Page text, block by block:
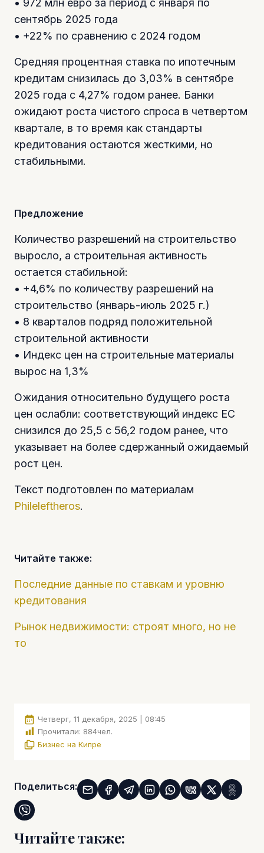
• 972 млн евро за период с января по
сентябрь 2025 года
• +22% по сравнению с 2024 годом
Средняя процентная ставка по ипотечным
кредитам снизилась до 3,03% в сентябре
2025 года с 4,27% годом ранее. Банки
ожидают роста чистого спроса в четвертом
квартале, в то время как стандарты
кредитования остаются жесткими, но
стабильными.
Предложение
Количество разрешений на строительство
выросло, а строительная активность
остается стабильной:
• +4,6% по количеству разрешений на
строительство (январь-июль 2025 г.)
• 8 кварталов подряд положительной
строительной активности
• Индекс цен на строительные материалы
вырос на 1,3%
Ожидания относительно будущего роста
цен ослабли: соответствующий индекс ЕС
снизился до 25,5 с 56,2 годом ранее, что
указывает на более сдержанный ожидаемый
рост цен.
Текст подготовлен по материалам
Phileleftheros.
Читайте также:
Последние данные по ставкам и уровню
кредитования
Рынок недвижимости: строят много, но не
то
Четверг, 11 декабря, 2025 | 08:45
Прочитали: 884чел.
Бизнес на Кипре
Поделиться:
Читайте также: